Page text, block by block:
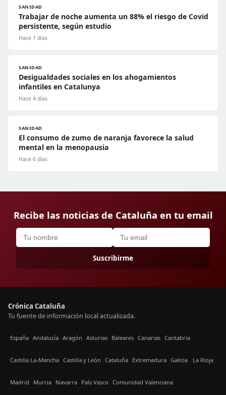
SANIDAD
Trabajar de noche aumenta un 88% el riesgo de Covid
persistente, según estudio
Hace 1 días
SANIDAD
Desigualdades sociales en los ahogamientos
infantiles en Catalunya
Hace 4 días
SANIDAD
El consumo de zumo de naranja favorece la salud
mental en la menopausia
Hace 6 días
Recibe las noticias de Cataluña en tu email
Suscribirme
Crónica Cataluña
Tu fuente de información local actualizada.
España Andalucía Aragón Asturias Baleares Canarias Cantabria
Castilla La-Mancha Castilla y León Cataluña Extremadura Galicia La Rioja
Madrid Murcia Navarra País Vasco Comunidad Valenciana